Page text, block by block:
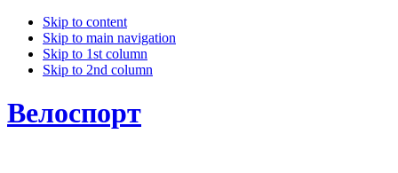
Skip to content
Skip to main navigation
Skip to 1st column
Skip to 2nd column
Велоспорт